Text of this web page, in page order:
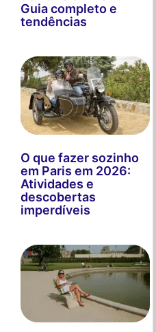
Guia completo e
tendências
O que fazer sozinho
em Paris em 2026:
Atividades e
descobertas
imperdíveis